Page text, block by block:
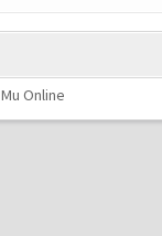
Mu Online